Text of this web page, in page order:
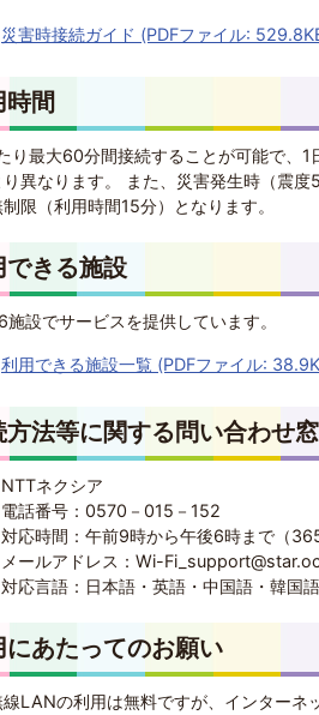
災害時接続ガイド (PDFファイル:
時間
り最大60分間接続することが可能で、
異なります。 また、災害発生時（震
限（利用時間15分）となります。
できる施設
施設でサービスを提供しています。
利用できる施設一覧 (PDFファイル:
方法等に関する問い合わせ
NTTネクシア
電話番号：0570－015－152
対応時間：午前9時から午後6時まで（365
メールアドレス：Wi-
対応言語：日本語・英語・中国語・韓国
にあたってのお願い
LANの利用は無料ですが、インターネ